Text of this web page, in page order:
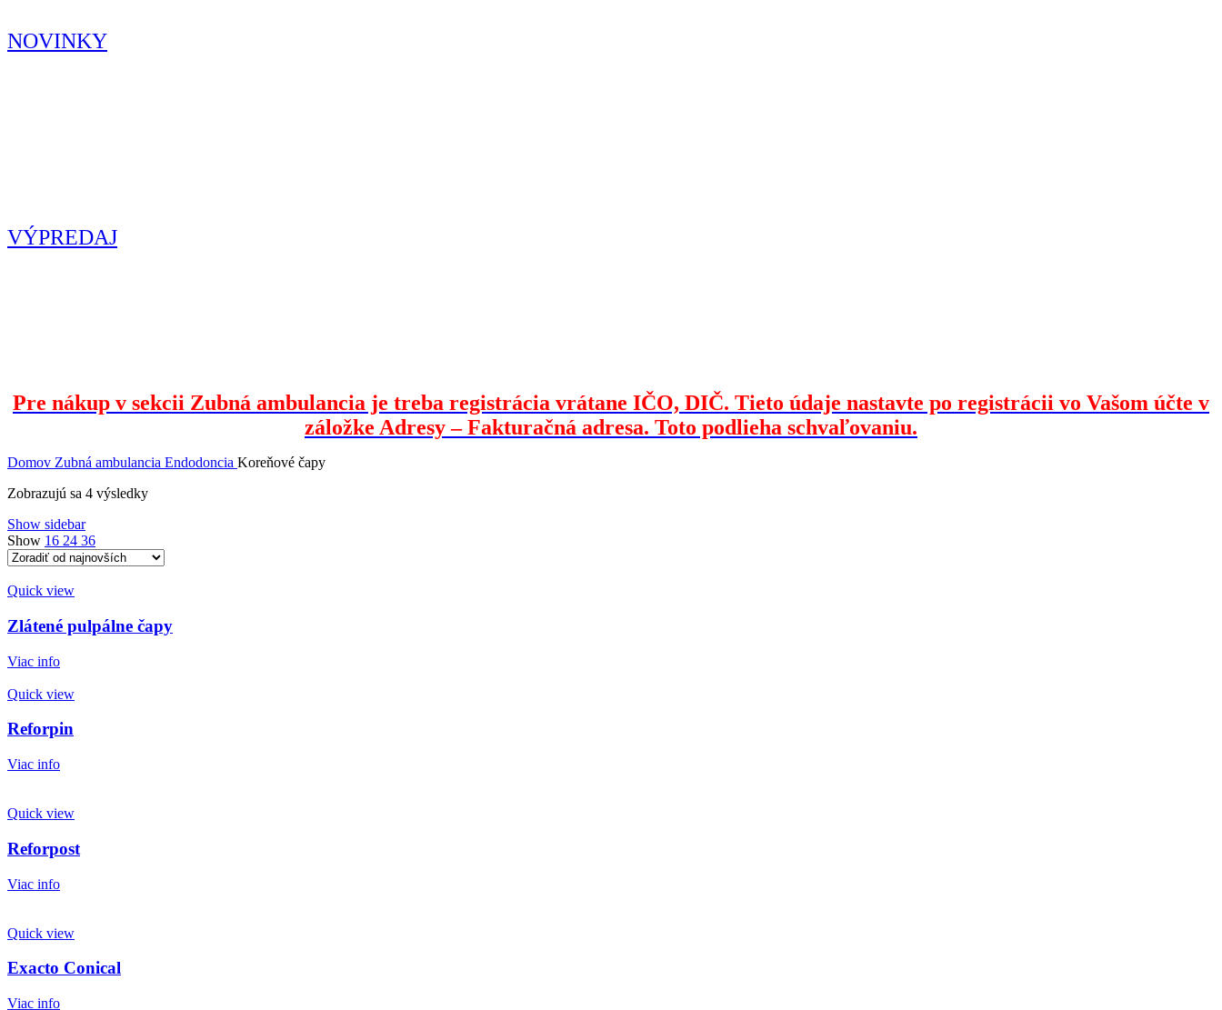
NOVINKY
VÝPREDAJ
Pre nákup v sekcii Zubná ambulancia je treba registrácia vrátane IČO, DIČ. Tieto údaje nastavte po registrácii vo Vašom účte v
záložke Adresy – Fakturačná adresa. Toto podlieha schvaľovaniu.
Domov Zubná ambulancia Endodoncia Koreňové čapy
Zobrazujú sa 4 výsledkyZoradené
Show sidebar
Show 16 24 36
Quick view
Zlátené pulpálne čapy
Viac info
Quick view
Reforpin
Viac info
Quick view
Reforpost
Viac info
Quick view
Exacto Conical
Viac info